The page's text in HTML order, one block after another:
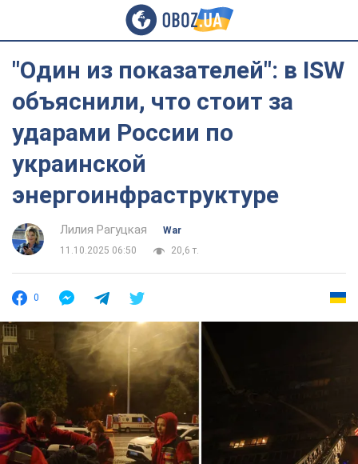
"Один из показателей": в ISW
объяснили, что стоит за
ударами России по
украинской
энергоинфраструктуре
Лилия Рагуцкая
War
11.10.2025 06:50
20,6 т.
0